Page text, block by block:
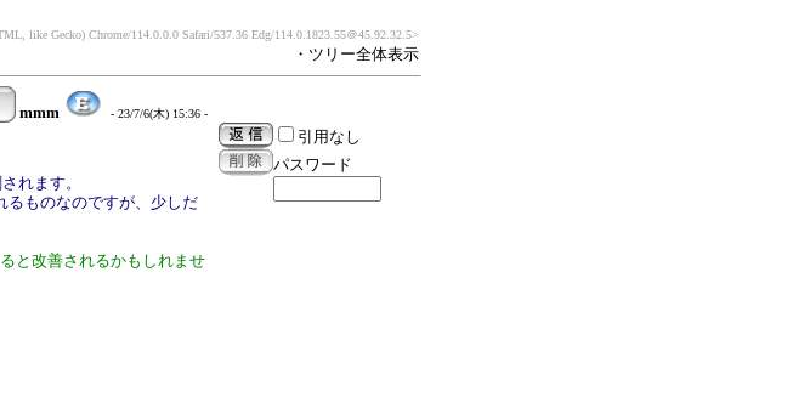
like Gecko) Chrome/114.0.0.0 Safari/537.36 Edg/114.0.1823.55＠45.92.32.5>
・ツリー全体表示
mmm - 23/7/6(木) 15:36 -
れます。
るものなのですが、少しだ
と改善されるかもしれませ
引用なし
パスワード